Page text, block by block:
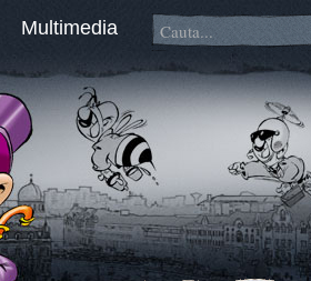
Multimedia